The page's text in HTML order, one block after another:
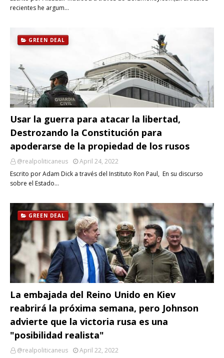
recientes he argum…
GREEN DEAL
Usar la guerra para atacar la libertad,
Destrozando la Constitución para
apoderarse de la propiedad de los rusos
@realpoliticaneus
April 24, 2022
Escrito por Adam Dick a través del Instituto Ron Paul, En su discurso
sobre el Estado…
GREEN DEAL
La embajada del Reino Unido en Kiev
reabrirá la próxima semana, pero Johnson
advierte que la victoria rusa es una
"posibilidad realista"
@realpoliticaneus
April 22, 2022